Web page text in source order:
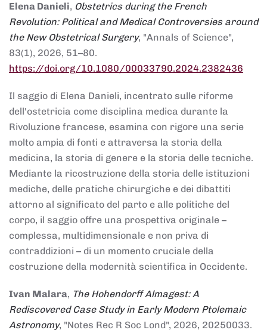
Elena Danieli, Obstetrics during the French
Revolution: Political and Medical Controversies around
the New Obstetrical Surgery, "Annals of Science",
83(1), 2026, 51–80.
https://doi.org/10.1080/00033790.2024.2382436
Il saggio di Elena Danieli, incentrato sulle riforme
dell'ostetricia come disciplina medica durante la
Rivoluzione francese, esamina con rigore una serie
molto ampia di fonti e attraversa la storia della
medicina, la storia di genere e la storia delle tecniche.
Mediante la ricostruzione della storia delle istituzioni
mediche, delle pratiche chirurgiche e dei dibattiti
attorno al significato del parto e alle politiche del
corpo, il saggio offre una prospettiva originale –
complessa, multidimensionale e non priva di
contraddizioni – di un momento cruciale della
costruzione della modernità scientifica in Occidente.
Ivan Malara, The Hohendorff Almagest: A
Rediscovered Case Study in Early Modern Ptolemaic
Astronomy, "Notes Rec R Soc Lond", 2026, 20250033.